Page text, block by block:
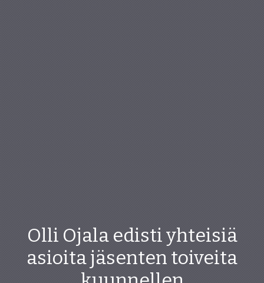
Olli Ojala edisti yhteisiä
asioita jäsenten toiveita